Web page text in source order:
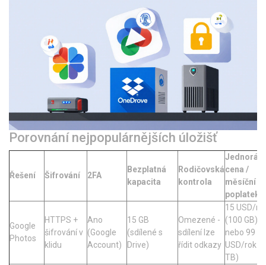
Porovnání nejpopulárnějších úložišť
Řešení Šifrování 2FA
Bezplatná
kapacita
Rodičovská
kontrola
cena /
měsíční
poplatek
Google
Photos
HTTPS +
šifrování v
klidu
Ano
(Google
Account)
15 GB
(sdílené s
Drive)
Omezené -
sdílení lze
řídit odkazy
15 USD/
(100 GB)
nebo 99
USD/rok (2
TB)